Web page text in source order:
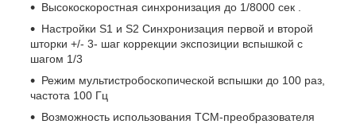
Высокоскоростная синхронизация до 1/8000 сек .
Настройки S1 и S2 Синхронизация первой и второй
шторки +/- 3- шаг коррекции экспозиции вспышкой с
шагом 1/3
Режим мультистробоскопической вспышки до 100 раз,
частота 100 Гц
Возможность использования TCM-преобразователя